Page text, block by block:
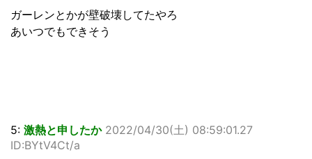
ガーレンとかが壁破壊してたやろ
あいつでもできそう
5: 激熱と申したか 2022/04/30(土) 08:59:01.27
ID:BYtV4Ct/a